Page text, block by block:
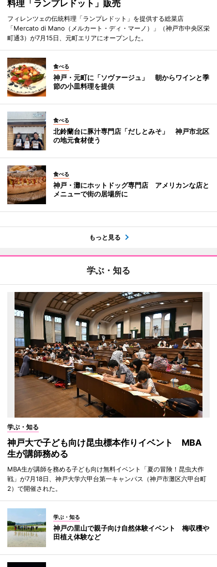
料理「ランプレドット」販売
フィレンツェの伝統料理「ランプレドット」を提供する総菜店
「Mercato di Mano（メルカート・ディ・マーノ）」（神戸市中央区栄
町通3）が7月15日、元町エリアにオープンした。
食べる
神戸・元町に「ソヴァージュ」 朝からワインと季
節の小皿料理を提供
食べる
北鈴蘭台に豚汁専門店「だしとみそ」 神戸市北区
の地元食材使う
食べる
神戸・灘にホットドッグ専門店 アメリカンな店と
メニューで街の居場所に
もっと見る
学ぶ・知る
学ぶ・知る
神戸大で子ども向け昆虫標本作りイベント MBA
生が講師務める
MBA生が講師を務める子ども向け無料イベント「夏の冒険！昆虫大作
戦」が7月18日、神戸大学六甲台第一キャンパス（神戸市灘区六甲台町
2）で開催された。
学ぶ・知る
神戸の里山で親子向け自然体験イベント 梅収穫や
田植え体験など